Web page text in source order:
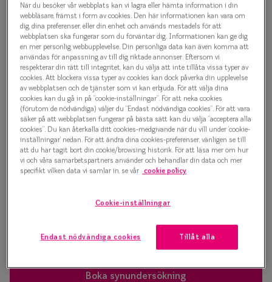
Olika
Taberg
1 500 kr
Välj färg:
Blå
Bågstorlek
120-126 mm
Osäker på vilken storlek du har? Se vår Storleksguide
Boka synundersökning
När du besöker vår webbplats kan vi lagra eller hämta information i din
webbläsare, främst i form av cookies. Den här informationen kan vara om
dig, dina preferenser, eller din enhet och används mestadels för att
webbplatsen ska fungerar som du förväntar dig. Informationen kan ge dig
en mer personlig webbupplevelse. Din personliga data kan även komma att
användas för anpassning av till dig riktade annonser. Eftersom vi
respekterar din rätt till integritet, kan du välja att inte tillåta vissa typer av
cookies. Att blockera vissa typer av cookies kan dock påverka din upplevelse
av webbplatsen och de tjänster som vi kan erbjuda. För att välja dina
cookies kan du gå in på ”cookie-inställningar”. För att neka cookies
(förutom de nödvändiga) väljer du ”Endast nödvändiga cookies”. För att vara
säker på att webbplatsen fungerar på bästa sätt kan du välja ”acceptera alla
cookies”. Du kan återkalla ditt cookies-medgivande när du vill under ’cookie-
inställningar’ nedan. För att ändra dina cookies-preferenser, vänligen se till
att du har tagit bort din cookie/browsing historik. För att läsa mer om hur
vi och våra samarbetspartners använder och behandlar din data och mer
specifikt vilken data vi samlar in, se vår cookie policy
Cookie-inställningar
Endast nödvändiga cookies Tillåt alla